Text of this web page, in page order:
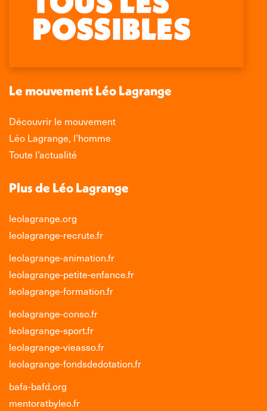
Facebook
s'ouvre
une
fenêtre
page
X
s'ouvre
une
fenêtre
page
LinkedIn
s'ouvre
une
fenêtre
page
Instagram
s'ouvre
une
nouvelle
fenêtre
Le mouvement Léo Lagrange
Découvrir le mouvement
Léo Lagrange, l’homme
Toute l’actualité
Plus de Léo Lagrange
leolagrange.org
leolagrange-recrute.fr
leolagrange-animation.fr
leolagrange-petite-enfance.fr
leolagrange-formation.fr
leolagrange-conso.fr
leolagrange-sport.fr
leolagrange-vieasso.fr
leolagrange-fondsdedotation.fr
bafa-bafd.org
mentoratbyleo.fr